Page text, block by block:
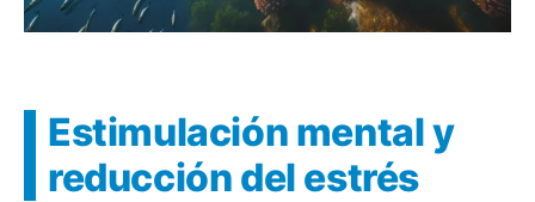
Estimulación mental y
reducción del estrés